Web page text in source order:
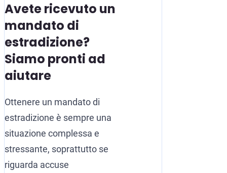
Avete ricevuto un
mandato di
estradizione?
Siamo pronti ad
aiutare
Ottenere un mandato di
estradizione è sempre una
situazione complessa e
stressante, soprattutto se
riguarda accuse